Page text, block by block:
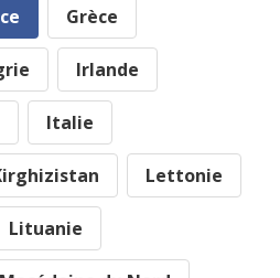
Grèce
Irlande
Italie
Lettonie
Lituanie